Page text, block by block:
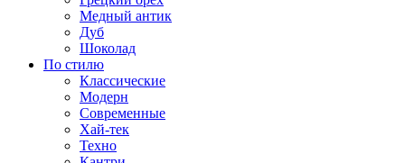
Медный антик
Дуб
Шоколад
По стилю
Классические
Модерн
Современные
Хай-тек
Техно